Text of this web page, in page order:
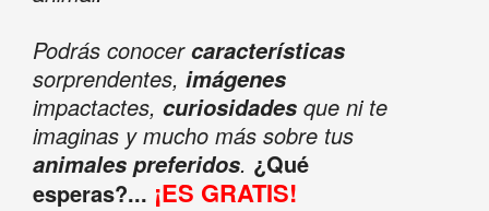
Podrás conocercaracterísticas
sorprendentes, imágenes
impactactes, curiosidadesque ni te
imaginas y mucho más sobre tus
animales preferidos. ¿Qué
esperas?... ¡ES GRATIS!